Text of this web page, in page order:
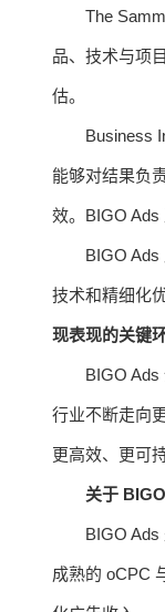
The
品、技术与项
估。
Business
能够对结果负
效。BIGO Ads
BIGO
技术和精细化
现表现的关键
BIGO Ads
行业不断走向
更高效、更可
关于
BIGO Ads
成熟的 oCPC